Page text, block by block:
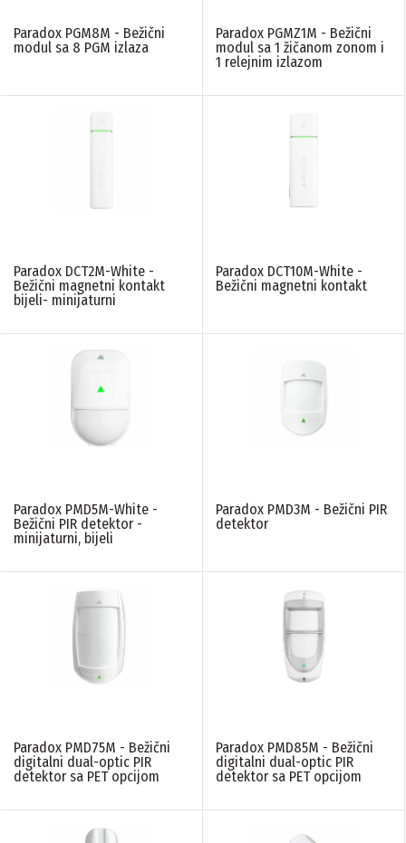
Paradox PGM8M - Bežični
modul sa 8 PGM izlaza
Paradox PGMZ1M - Bežični
modul sa 1 žičanom zonom i
1 relejnim izlazom
Paradox DCT2M-White -
Bežični magnetni kontakt
bijeli- minijaturni
Paradox DCT10M-White -
Bežični magnetni kontakt
Paradox PMD5M-White -
Bežični PIR detektor -
minijaturni, bijeli
Paradox PMD3M - Bežični PIR
detektor
Paradox PMD75M - Bežični
digitalni dual-optic PIR
detektor sa PET opcijom
Paradox PMD85M - Bežični
digitalni dual-optic PIR
detektor sa PET opcijom